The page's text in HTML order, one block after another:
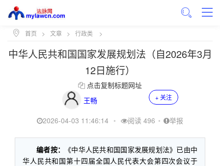
首页 > 文章 > 行政类 >
中华人民共和国国家发展规划法（自2026年3月
12日施行）
点击复制标题网址
王畅
+ 关注
2026-04-03 11:46:14 • 阅读 496 • 举报
编者按：
《中华人民共和国国家发展规划法》已由中
华人民共和国第十四届全国人民代表大会第四次会议于